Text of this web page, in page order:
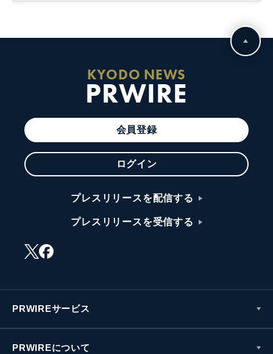
KYODO NEWS
PRWIRE
会員登録
ログイン
プレスリリースを配信する
プレスリリースを受信する
PRWIREサービス
PRWIREについて